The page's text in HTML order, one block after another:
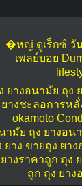
�หญ่ ดูเร็กซ์ วั
เพลย์บอย
ยางอนามัย ถุง
ยางชะลอการหลั่
okamoto
ามัย ถุง ยางอน
ยาง ขายถุง ยาง
างราคาถูก ถุง
ถูก ถุง ยาง